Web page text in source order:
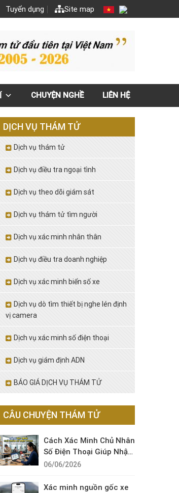
Tuyển dụng Site map
CHUYỆN NGHỀ LIÊN HỆ
DỊCH VỤ THÁM TỬ
Dịch vụ thám tử
Dịch vụ điều tra ngoại tình
Dịch vụ theo dõi giám sát
Dịch vụ thám tử tìm người
Dịch vụ xác minh nhân thân
Dịch vụ điều tra doanh nghiệp
Dịch vụ xác minh biển số xe
Dịch vụ dò tìm thiết bị nghe lén định
vị camera
Dịch vụ xác minh số điện thoại
Dịch vụ giám định ADN
BÁO GIÁ DỊCH VỤ THÁM TỬ
CÂU CHUYỆN THÁM TỬ
Cách Xác Minh Chủ Nhân
Số Điện Thoại Giúp Nhận
Diện Cuộc Gọi Đáng Ngờ
06/06/2026
Xác minh nguồn gốc xe